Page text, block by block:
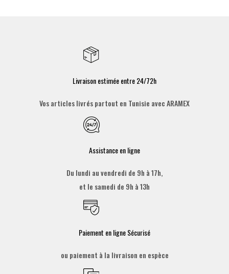
Livraison estimée entre 24/72h
Vos articles livrés partout en Tunisie avec ARAMEX
Assistance en ligne
Du lundi au vendredi de 9h à 17h,
et le samedi de 9h à 13h
Paiement en ligne Sécurisé
ou paiement à la livraison en espèce